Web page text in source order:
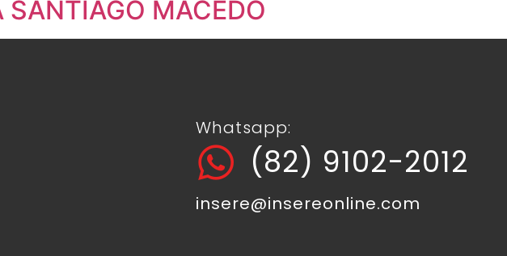
SANTIAGO MACEDO
Whatsapp:
(82) 9102-2012
insere@insereonline.com